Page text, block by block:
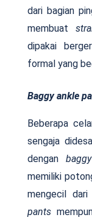
dari bagian
membuat
dipakai
formal yang
Baggy ankle
Beberapa
sengaja
dengan baggy
memiliki
mengecil
pants